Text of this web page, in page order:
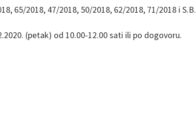
65/2018, 47/2018, 50/2018, 62/2018, 71/2018 i S.B.
(petak) od 10.00-12.00 sati ili po dogovoru.